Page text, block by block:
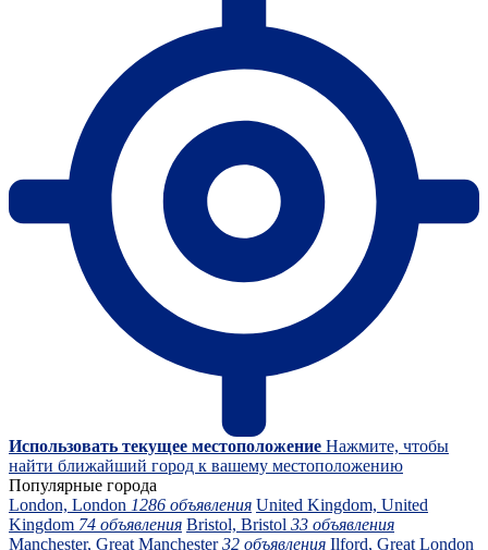
Использовать текущее местоположение Нажмите, чтобы
найти ближайший город к вашему местоположению
Популярные города
London, London 1286 объявления United Kingdom, United
Kingdom 74 объявления Bristol, Bristol 33 объявления
Manchester, Great Manchester32 объявления Ilford, Great London